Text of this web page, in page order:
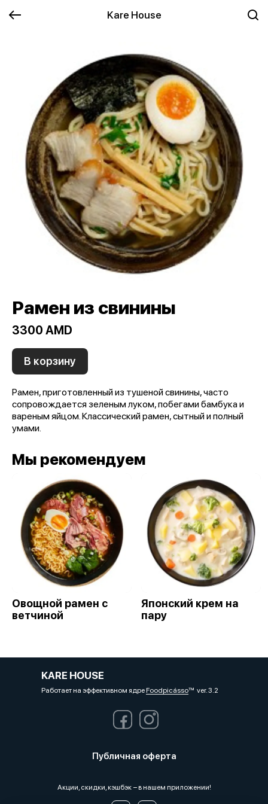
Kare House
Рамен из свинины
3300 AMD
В корзину
Рамен, приготовленный из тушеной свинины, часто
сопровождается зеленым луком, побегами бамбука и
вареным яйцом. Классический рамен, сытный и полный
умами.
Мы рекомендуем
Овощной рамен с
ветчиной
Японский крем на
пару
KARE HOUSE
Работает на эффективном ядреFoodpicássover. 3.2
Публичная оферта
Акции, скидки, кэшбэк − в нашем приложении!